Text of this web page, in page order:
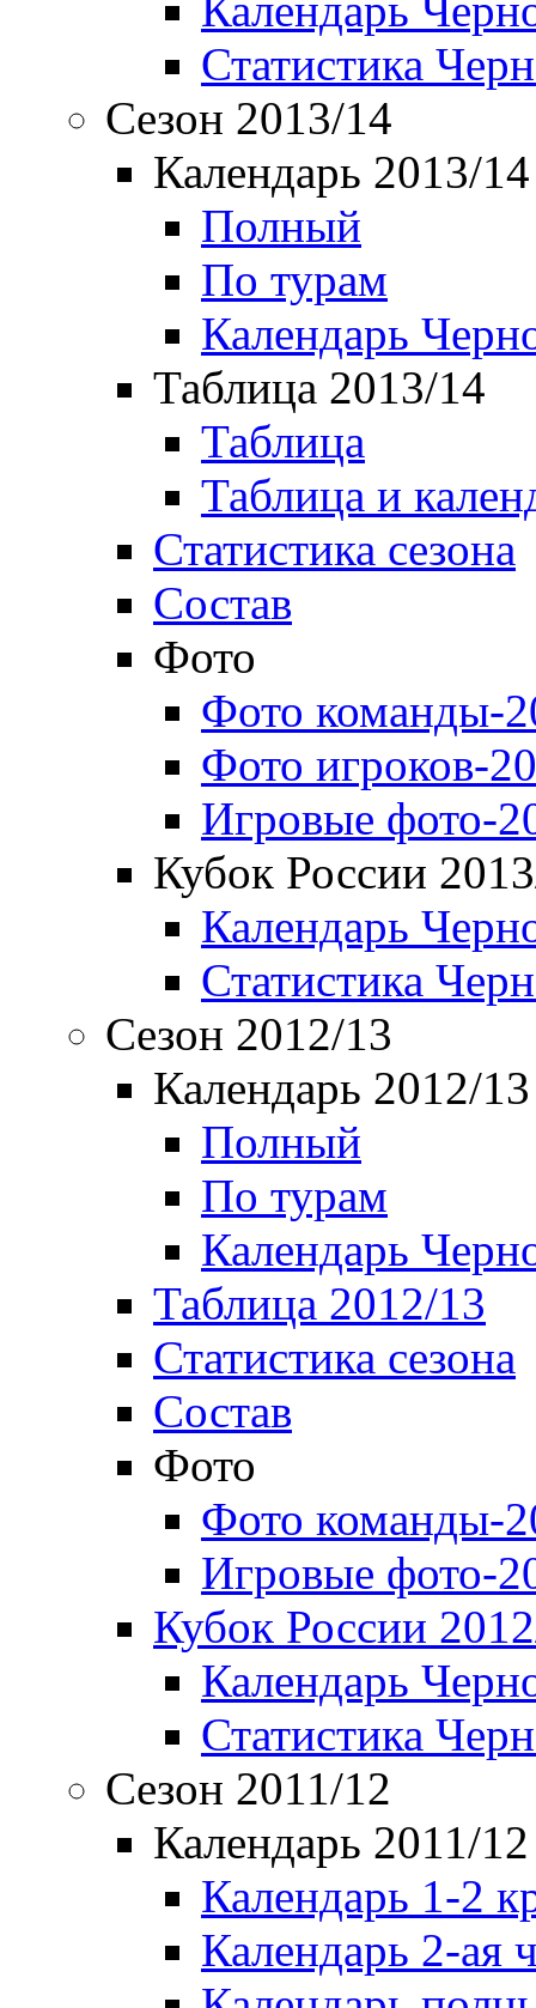
Статистика
Сезон 2013/14
Календарь 2013/14
Полный
По турам
Календарь
Таблица 2013/14
Таблица
Таблица и
Статистика сезона
Состав
Фото
Фото команды-
Фото игроков-
Игровые фото-
Кубок России
Календарь
Статистика
Сезон 2012/13
Календарь 2012/13
Полный
По турам
Календарь
Таблица 2012/13
Статистика сезона
Состав
Фото
Фото команды-
Игровые фото-
Кубок России
Календарь
Статистика
Сезон 2011/12
Календарь 2011/12
Календарь 1-2
Календарь 2-ая